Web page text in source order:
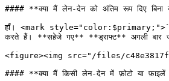
#### **क्या मैं लेन-देन को अंतिम रूप दिए
हाँ। <mark
करते हैं। **सहेजे गए** **ड्राफ्ट** अगली बार
<figure><img src="/files/
#### **क्या मैं किसी लेन-देन में फ़ोटो या